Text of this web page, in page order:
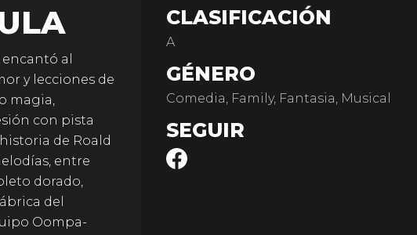
al
y lecciones de
magia,
con pista
de Roald
entre
dorado,
del
Oompa-
CLASIFICACIÓN
A
GÉNERO
Comedia, Family, Fantasia, Musical
SEGUIR